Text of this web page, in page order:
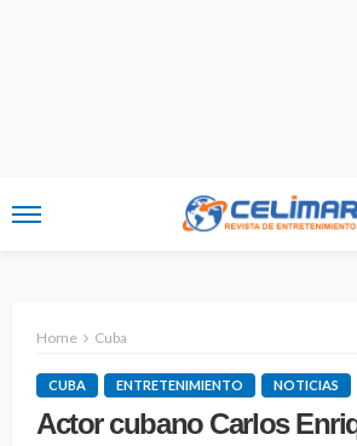
Home Cuba
CUBA ENTRETENIMIENTO NOTICIAS
Actor cubano Carlos